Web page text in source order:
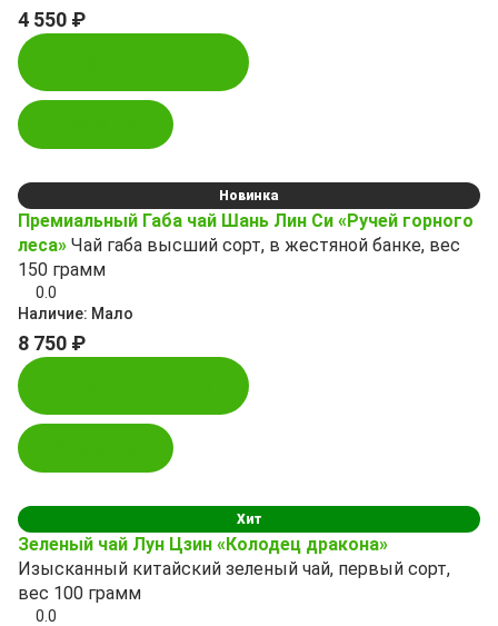
4 550 ₽
Новинка
Премиальный Габа чай Шань Лин Си «Ручей горного
леса» Чай габа высший сорт, в жестяной банке, вес
150 грамм
0.0
Наличие: Мало
8 750 ₽
Хит
Зеленый чай Лун Цзин «Колодец дракона»
Изысканный китайский зеленый чай, первый сорт,
вес 100 грамм
0.0